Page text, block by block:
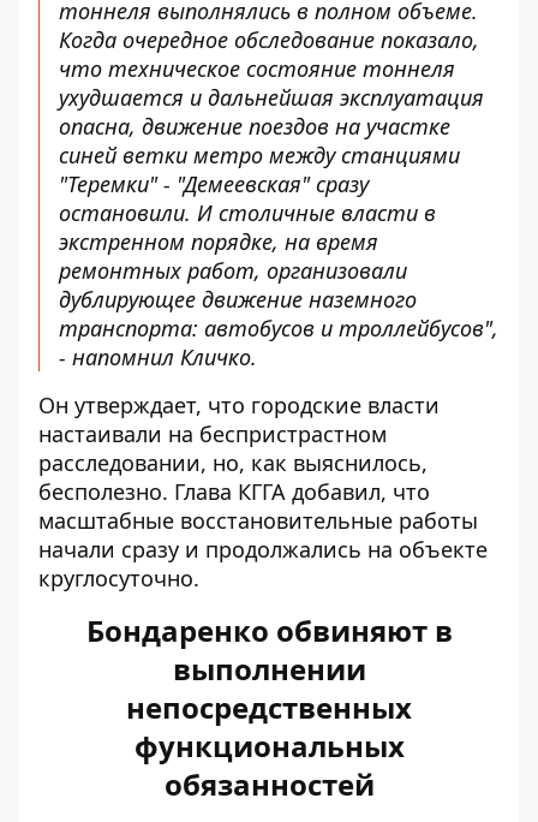
тоннеля выполнялись в полном объеме.
Когда очередное обследование показало,
что техническое состояние тоннеля
ухудшается и дальнейшая эксплуатация
опасна, движение поездов на участке
синей ветки метро между станциями
"Теремки" - "Демеевская" сразу
остановили. И столичные власти в
экстренном порядке, на время
ремонтных работ, организовали
дублирующее движение наземного
транспорта: автобусов и троллейбусов",
- напомнил Кличко.
Он утверждает, что городские власти
настаивали на беспристрастном
расследовании, но, как выяснилось,
бесполезно. Глава КГГА добавил, что
масштабные восстановительные работы
начали сразу и продолжались на объекте
круглосуточно.
Бондаренко обвиняют в
выполнении
непосредственных
функциональных
обязанностей